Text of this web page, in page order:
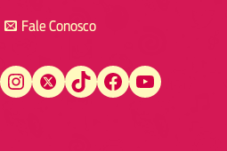
Fale Conosco
Instagram Twitter TikTok Facebook YouTube